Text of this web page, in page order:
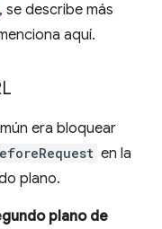
, se describe más
aquí.
era bloquear
en la
plano.
plano de